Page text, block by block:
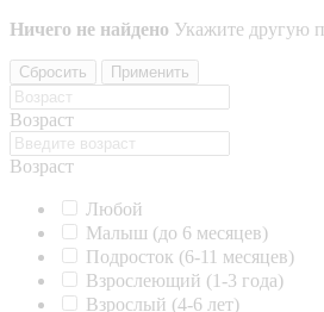
Ничего не найдено Укажите другую
Сбросить Применить
Возраст
Возраст
Любой
Малыш (до 6 месяцев)
Подросток (6-11 месяцев)
Взрослеющий (1-3 года)
Взрослый (4-6 лет)